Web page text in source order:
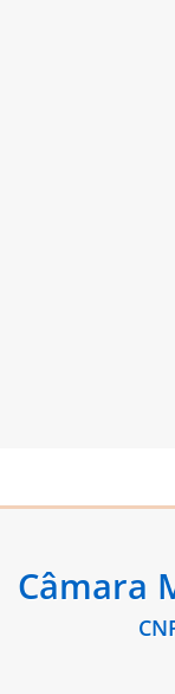
Câmara